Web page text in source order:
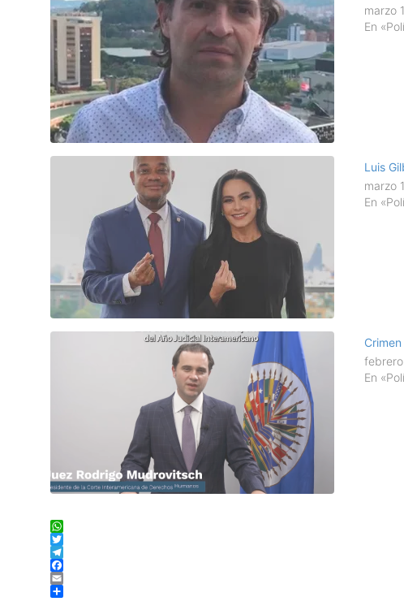
marzo
En
Luis
marzo
En
En
WhatsApp
Twitter
Telegram
Facebook
Email